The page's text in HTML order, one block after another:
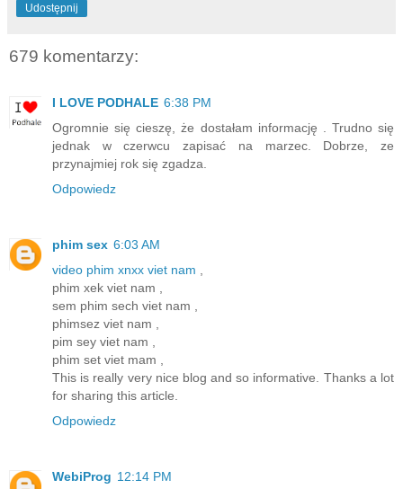
Udostępnij
679 komentarzy:
I LOVE PODHALE 6:38 PM
Ogromnie się cieszę, że dostałam informację . Trudno się
jednak w czerwcu zapisać na marzec. Dobrze, ze
przynajmiej rok się zgadza.
Odpowiedz
phim sex 6:03 AM
video phim xnxx viet nam
phim xek viet nam ,
sem phim sech viet nam ,
phimsez viet nam ,
pim sey viet nam ,
phim set viet mam ,
This is really very nice blog and so informative. Thanks a lot
for sharing this article.
Odpowiedz
WebiProg 12:14 PM